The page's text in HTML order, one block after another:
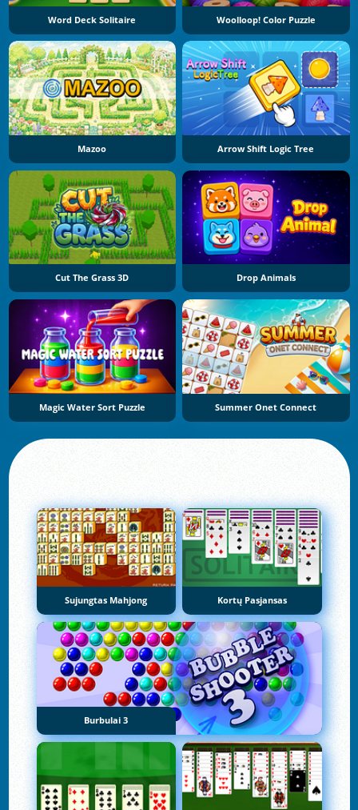
Word Deck Solitaire Woolloop! Color Puzzle
Mazoo Arrow Shift Logic Tree
Cut The Grass 3D Drop Animals
Magic Water Sort Puzzle Summer Onet Connect
Sujungtas Mahjong Kortų Pasjansas
Burbulai 3